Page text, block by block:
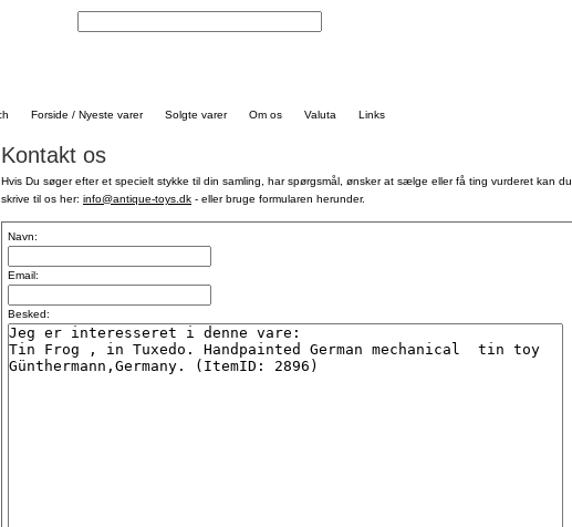
Forside / Nyeste varer Solgte varer Om os Valuta Links
Kontakt os
Hvis Du søger efter et specielt stykke til din samling, har spørgsmål, ønsker at sælge eller få ting vurderet kan du
skrive til os her: info@antique-toys.dk - eller bruge formularen herunder.
Navn:
Email:
Besked: